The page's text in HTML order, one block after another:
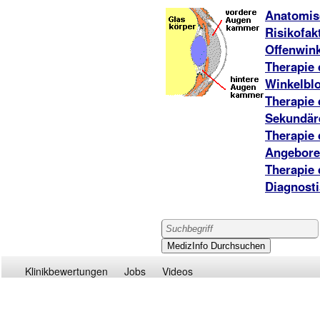
Therapie
Therapie
Therapie
Therapie
Klinikbewertungen Jobs Videos